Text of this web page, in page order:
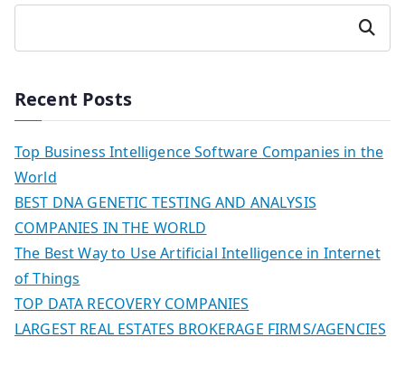
Search
Recent Posts
Top Business Intelligence Software Companies in the
World
BEST DNA GENETIC TESTING AND ANALYSIS
COMPANIES IN THE WORLD
The Best Way to Use Artificial Intelligence in Internet
of Things
TOP DATA RECOVERY COMPANIES
LARGEST REAL ESTATES BROKERAGE FIRMS/AGENCIES